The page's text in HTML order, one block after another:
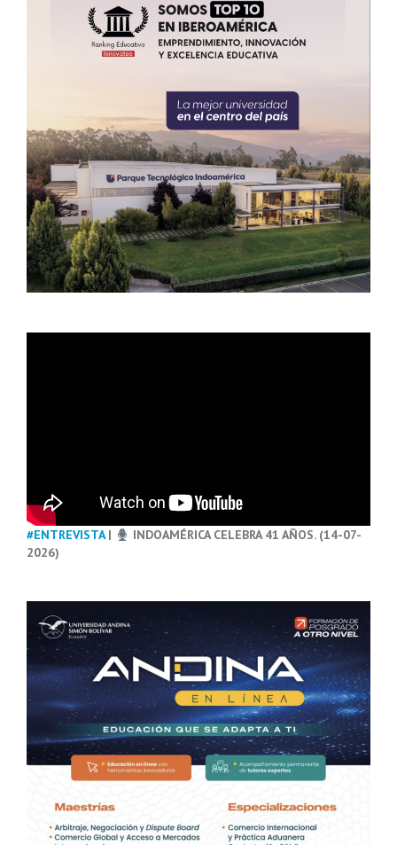
#ENTREVISTA|
INDOAMÉRICA CELEBRA 41 AÑOS. (14-07-
2026)